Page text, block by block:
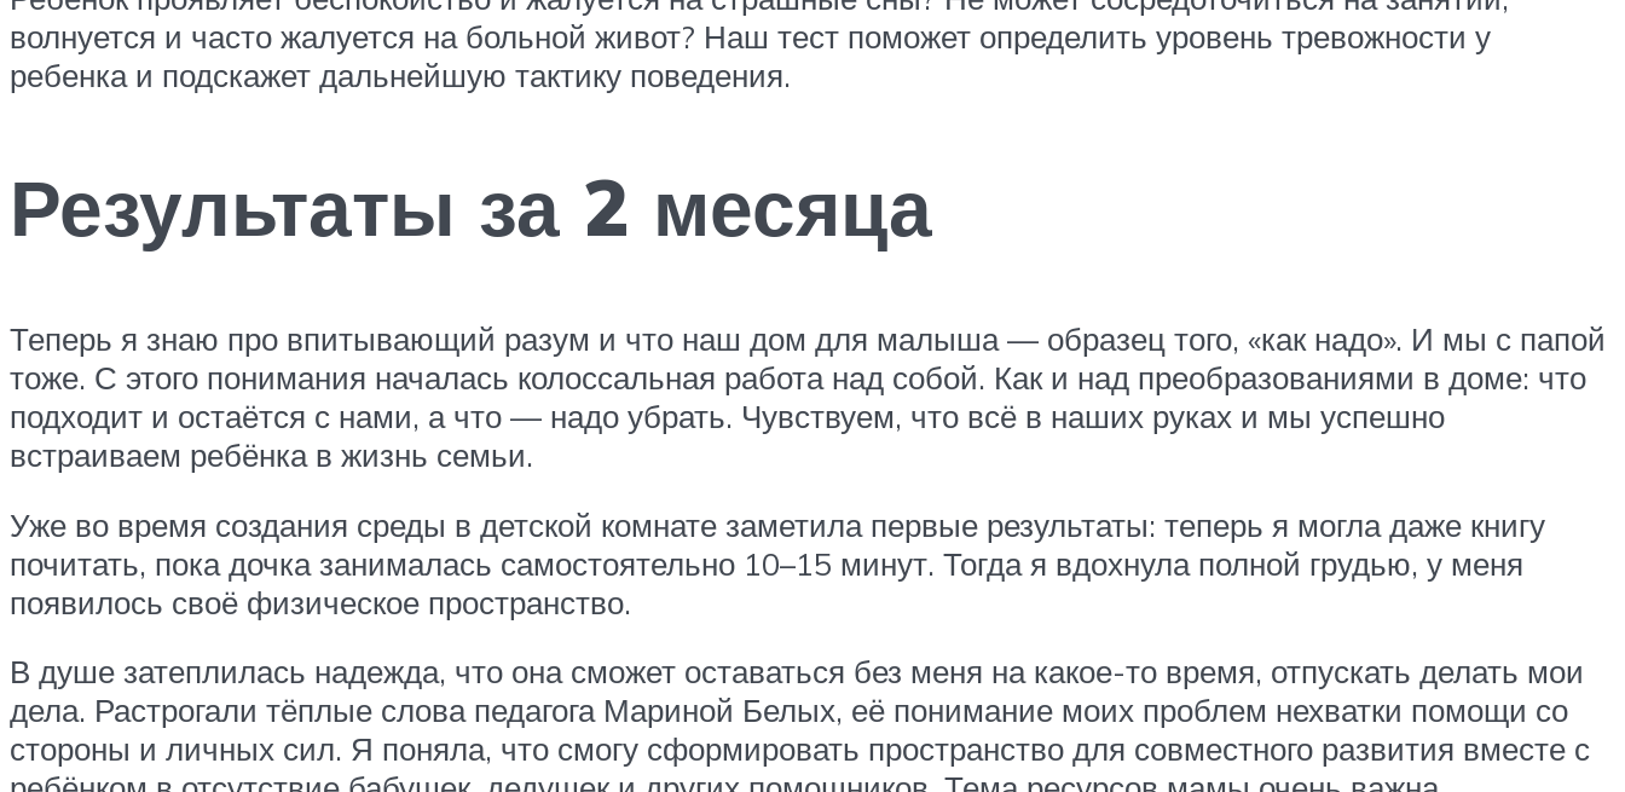
волнуется и часто жалуется на больной живот? Наш тест поможет определить уровень тревожности у
ребенка и подскажет дальнейшую тактику поведения.
Результаты за 2 месяца
Теперь я знаю про впитывающий разум и что наш дом для малыша — образец того, «как надо». И мы с папой
тоже. С этого понимания началась колоссальная работа над собой. Как и над преобразованиями в доме: что
подходит и остаётся с нами, а что — надо убрать. Чувствуем, что всё в наших руках и мы успешно
встраиваем ребёнка в жизнь семьи.
Уже во время создания среды в детской комнате заметила первые результаты: теперь я могла даже книгу
почитать, пока дочка занималась самостоятельно 10–15 минут. Тогда я вдохнула полной грудью, у меня
появилось своё физическое пространство.
В душе затеплилась надежда, что она сможет оставаться без меня на какое-то время, отпускать делать мои
дела. Растрогали тёплые слова педагога Мариной Белых, её понимание моих проблем нехватки помощи со
стороны и личных сил. Я поняла, что смогу сформировать пространство для совместного развития вместе с